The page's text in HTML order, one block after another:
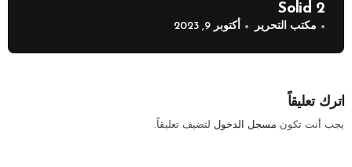
Solid 2
مكتب التحرير أكتوبر 9, 2023
اترك تعليقاً
يجب أنت تكون مسجل الدخول لتضيف تعليقاً.